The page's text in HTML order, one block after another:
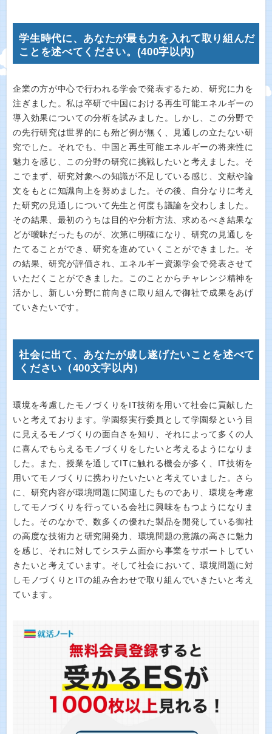
学生時代に、あなたが最も力を入れて取り組んだ
ことを述べてください。(400字以内)
企業の方が中心で行われる学会で発表するため、研究に力を
注ぎました。私は卒研で中国における再生可能エネルギーの
導入効果についての分析を試みました。しかし、この分野で
の先行研究は世界的にも殆ど例が無く、見通しの立たない研
究でした。それでも、中国と再生可能エネルギーの将来性に
魅力を感じ、この分野の研究に挑戦したいと考えました。そ
こでまず、研究対象への知識が不足している感じ、文献や論
文をもとに知識向上を努めました。その後、自分なりに考え
た研究の見通しについて先生と何度も議論を交わしました。
その結果、最初のうちは目的や分析方法、求めるべき結果な
どが曖昧だったものが、次第に明確になり、研究の見通しを
たてることができ、研究を進めていくことができました。そ
の結果、研究が評価され、エネルギー資源学会で発表させて
いただくことができました。このことからチャレンジ精神を
活かし、新しい分野に前向きに取り組んで御社で成果をあげ
ていきたいです。
社会に出て、あなたが成し遂げたいことを述べて
ください（400文字以内）
環境を考慮したモノづくりをIT技術を用いて社会に貢献した
いと考えております。学園祭実行委員として学園祭という目
に見えるモノづくりの面白さを知り、それによって多くの人
に喜んでもらえるモノづくりをしたいと考えるようになりま
した。また、授業を通してITに触れる機会が多く、IT技術を
用いてモノづくりに携わりたいたいと考えていました。さら
に、研究内容が環境問題に関連したものであり、環境を考慮
してモノづくりを行っている会社に興味をもつようになりま
した。そのなかで、数多くの優れた製品を開発している御社
の高度な技術力と研究開発力、環境問題の意識の高さに魅力
を感じ、それに対してシステム面から事業をサポートしてい
きたいと考えています。そして社会において、環境問題に対
しモノづくりとITの組み合わせで取り組んでいきたいと考え
ています。